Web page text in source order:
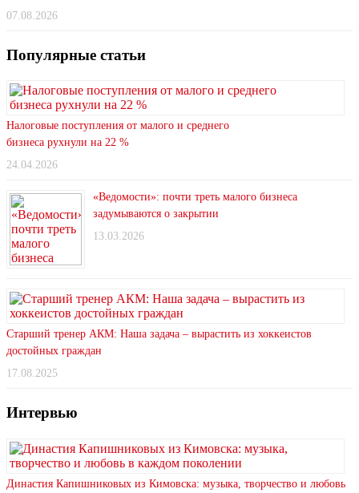
07.08.2026
Популярные статьи
Налоговые поступления от малого и среднего
бизнеса рухнули на 22 %
24.04.2026
«Ведомости»: почти треть малого бизнеса
задумываются о закрытии
13.03.2026
Старший тренер АКМ: Наша задача – вырастить из хоккеистов
достойных граждан
17.08.2025
Интервью
Династия Капишниковых из Кимовска: музыка, творчество и любовь